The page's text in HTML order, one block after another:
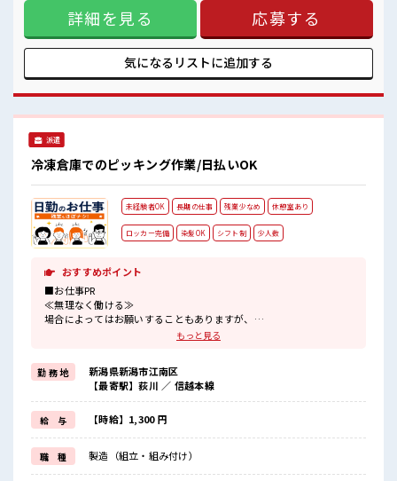
環境が整っています！ イチからスキルUP・ステップUP目指
していきましょう！ ≪自分に合った期間で働ける≫ 福利厚生
が整った派遣のお仕事です！ ■職場の雰囲気 休憩室で楽しく
おしゃべり！ ストレス解消☆ 職場にはロッカー完備！ 私物の
置きすぎには注意が必要ですね★ 残業がしっかりあるお仕
詳細を見る 応募する
気になるリストに追加する
派遣
冷凍倉庫でのピッキング作業/日払いOK
未経験者OK 長期の仕事 残業少なめ 休憩室あり
ロッカー完備 染髪OK シフト制 少人数
おすすめポイント
■お仕事PR
≪無理なく働ける≫
場合によってはお願いすることもありますが、
派手過ぎなければ髪型や髪色自由♪
(規定有)≪未経験OKの仕事≫
新しいことにチャレンジするのは不安だけど、
しっかり働く環境が整っています！
イチからスキルUP・ステップUP目指していきましょう！
≪様々なお仕事をご提案≫
一人で悩まず気軽に相談できる、
派遣のお仕事です！
もっと見る
勤 務 地
新潟県新潟市江南区
【最寄駅】荻川 ／ 信越本線
給 与 【時給】1,300 円
職 種 製造（組立・組み付け）